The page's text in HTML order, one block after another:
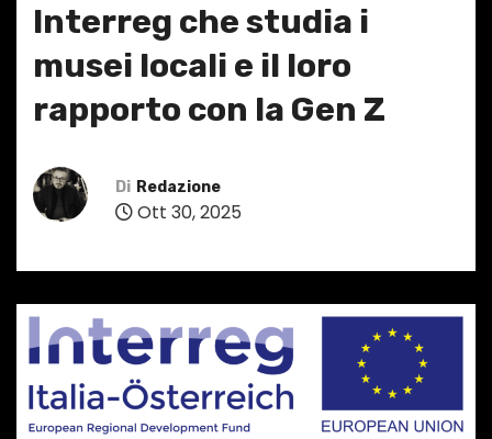
Interreg che studia i
musei locali e il loro
rapporto con la Gen Z
Di Redazione
Ott 30, 2025